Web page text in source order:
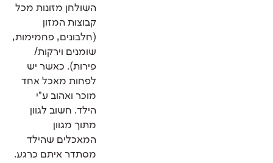
השולחן מזונות מכל
קבוצות המזון
(חלבונים, פחמימות,
שומנים וירקות/
פירות). כאשר יש
לפחות מאכל אחד
מוכר ואהוב ע"י
הילד. חשוב לגוון
מתוך מגוון
המאכלים שהילד
מסתדר איתם כרגע.